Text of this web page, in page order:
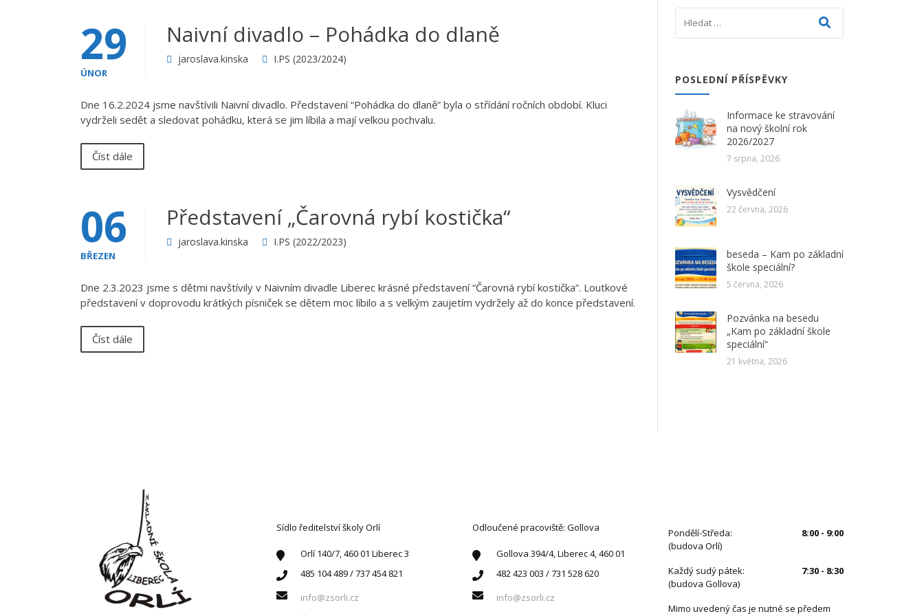
29
ÚNOR
Naivní divadlo – Pohádka do dlaně
jaroslava.kinska I.PS (2023/2024)
Dne 16.2.2024 jsme navštívili Naivní divadlo. Představení “Pohádka do dlaně” byla o střídání ročních období. Kluci
vydrželi sedět a sledovat pohádku, která se jim líbila a mají velkou pochvalu.
Číst dále
06
BŘEZEN
Představení „Čarovná rybí kostička“
jaroslava.kinska I.PS (2022/2023)
Dne 2.3.2023 jsme s dětmi navštívily v Naivním divadle Liberec krásné představení “Čarovná rybí kostička”. Loutkové
představení v doprovodu krátkých písniček se dětem moc líbilo a s velkým zaujetím vydržely až do konce představení.
Číst dále
POSLEDNÍ PŘÍSPĚVKY
Informace ke stravování
na nový školní rok
2026/2027
7 srpna, 2026
Vysvědčení
22 června, 2026
beseda – Kam po základní
škole speciální?
5 června, 2026
Pozvánka na besedu
„Kam po základní škole
speciální“
21 května, 2026
Sídlo ředitelství školy Orlí
Orlí 140/7, 460 01 Liberec 3
485 104 489 / 737 454 821
info@zsorli.cz
Odloučené pracoviště: Gollova
Gollova 394/4, Liberec 4, 460 01
482 423 003 / 731 528 620
info@zsorli.cz
Pondělí-Středa:
8:00 - 9:00
(budova Orlí)
Každý sudý pátek:
7:30 - 8:30
(budova Gollova)
Mimo uvedený čas je nutné se předem